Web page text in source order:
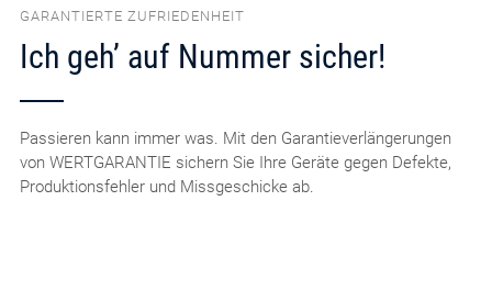
GARANTIERTE ZUFRIEDENHEIT
Ich geh’ auf Nummer sicher!
Passieren kann immer was. Mit den Garantieverlängerungen
von WERTGARANTIE sichern Sie Ihre Geräte gegen Defekte,
Produktionsfehler und Missgeschicke ab.